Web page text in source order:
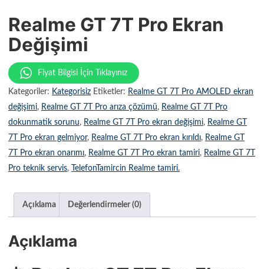
Realme GT 7T Pro Ekran
Değişimi
Fiyat Bilgisi İçin Tıklayınız
Kategoriler: Kategorisiz Etiketler: Realme GT 7T Pro AMOLED ekran
değişimi, Realme GT 7T Pro arıza çözümü, Realme GT 7T Pro
dokunmatik sorunu, Realme GT 7T Pro ekran değişimi, Realme GT
7T Pro ekran gelmiyor, Realme GT 7T Pro ekran kırıldı, Realme GT
7T Pro ekran onarımı, Realme GT 7T Pro ekran tamiri, Realme GT 7T
Pro teknik servis, TelefonTamircin Realme tamiri.
Açıklama Değerlendirmeler (0)
Açıklama